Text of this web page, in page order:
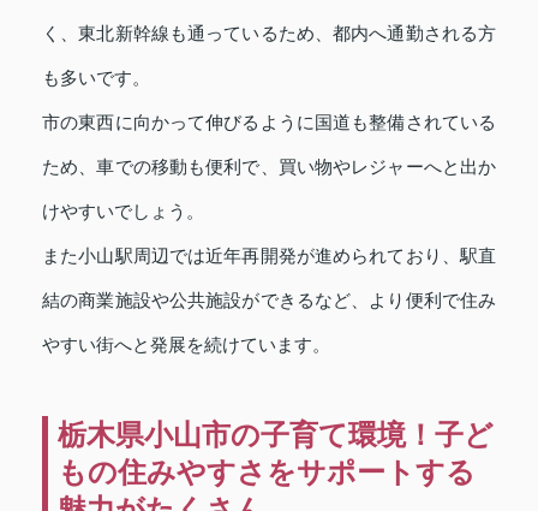
く、東北新幹線も通っているため、都内へ通勤される方
も多いです。
市の東西に向かって伸びるように国道も整備されている
ため、車での移動も便利で、買い物やレジャーへと出か
けやすいでしょう。
また小山駅周辺では近年再開発が進められており、駅直
結の商業施設や公共施設ができるなど、より便利で住み
やすい街へと発展を続けています。
栃木県小山市の子育て環境！子ど
もの住みやすさをサポートする